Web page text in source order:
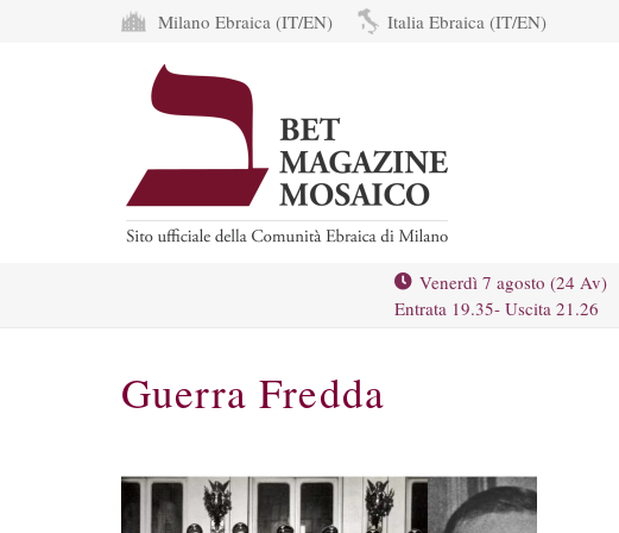
Milano Ebraica (IT/EN) Italia Ebraica (IT/EN)
Venerdì 7 agosto (24 Av)
Entrata 19.35- Uscita 21.26
Guerra Fredda